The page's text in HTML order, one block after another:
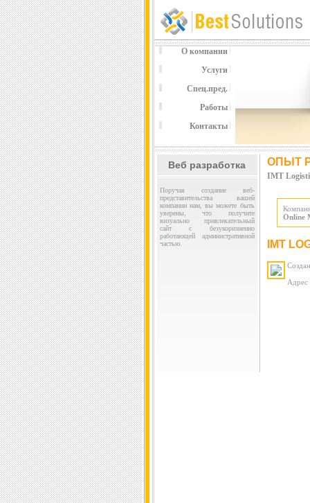
О компании
Услуги
Спец.пред.
Работы
Контакты
Веб разработка
Поручая создание веб-
представительства вашей
компании нам, вы можете быть
уверены, что получите
визуально привлекательный
сайт с безукоризненно
работающей административной
частью.
ОПЫТ
IMT
Online
IMT
Адрес